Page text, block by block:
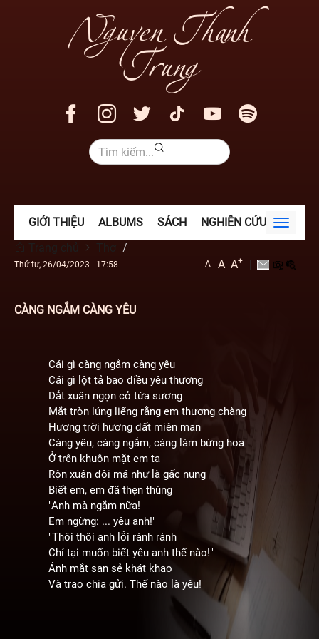
Nguyen Thanh
Trung
Thứ tư, 26/04/2023 17:58 A- A A+ |
CÀNG NGẮM CÀNG YÊU
Cái gì càng ngắm càng yêu
Cái gì lột tả bao điều yêu thương
Dắt xuân ngọn cỏ tứa sương
Mắt tròn lúng liếng rằng em thương chàng
Hương trời hương đất miên man
Càng yêu, càng ngắm, càng làm bừng hoa
Ở trên khuôn mặt em ta
Rộn xuân đôi má như là gấc nung
Biết em, em đã thẹn thùng
"Anh mà ngắm nữa!
Em ngừng: ... yêu anh!"
"Thôi thôi anh lỗi rành rành
Chỉ tại muốn biết yêu anh thế nào!"
Ánh mắt san sẻ khát khao
Và trao chia gửi. Thế nào là yêu!
GIỚI THIỆU ALBUMS SÁCH NGHIÊN CỨU VIDEO
Toggle